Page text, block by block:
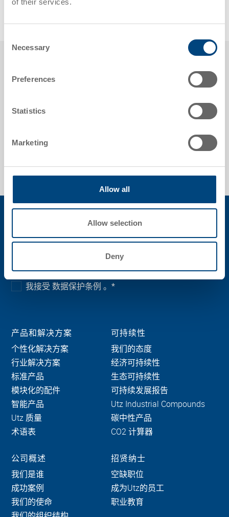
of their services.
Selection
Necessary
Preferences
Statistics
Marketing
Allow all
Allow selection
Deny
环保的产品
您还有问题吗？请联系我们！
我接受 数据保护条例 。*
产品和解决方案
个性化解决方案
行业解决方案
标准产品
模块化的配件
智能产品
Utz 质量
术语表
可持续性
我们的态度
经济可持续性
生态可持续性
可持续发展报告
Utz Industrial Compounds
碳中性产品
CO2 计算器
公司概述
我们是谁
成功案例
我们的使命
招贤纳士
空缺职位
成为Utz的员工
职业教育